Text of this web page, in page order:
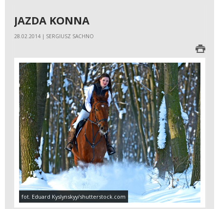
JAZDA KONNA
28.02.2014 | SERGIUSZ SACHNO
fot. Eduard Kyslynskyy/shutterstock.com